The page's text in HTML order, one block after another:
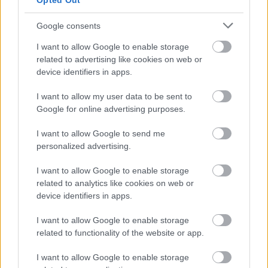
Google consents
I want to allow Google to enable storage
related to advertising like cookies on web or
device identifiers in apps.
I want to allow my user data to be sent to
Google for online advertising purposes.
I want to allow Google to send me
personalized advertising.
I want to allow Google to enable storage
related to analytics like cookies on web or
device identifiers in apps.
I want to allow Google to enable storage
related to functionality of the website or app.
I want to allow Google to enable storage
Egymillió forintból újjítatta föl egy miskolci
önkormányzati képviselő az ornitológus Herman
a politikus, Kovács László neve is.
www.origo.hu/itthon/20131105-rairatta-a-nevet-
Kovács László miskolci önkormányzati képviselő a
felsőhámori köztemetőben lévő védett síremlékeket
jogszabálysértően építtette át. Visszaállítják a
Herman-sír régi állapotát
www.origo.hu/itthon/20131106-jogellenesen-
epitettek-at-herman-otto-es-vasarhelyi-istvan-
Macskond